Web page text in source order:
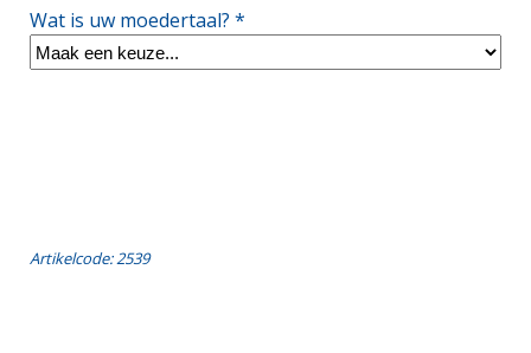
Wat is uw moedertaal? *
Artikelcode: 2539